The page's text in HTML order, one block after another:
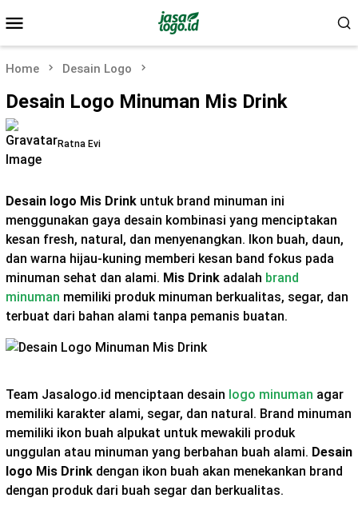
to
contentMenu
Home Desain Logo
Desain Logo Minuman Mis Drink
Ratna Evi
Desain logo Mis Drink untuk brand minuman ini
menggunakan gaya desain kombinasi yang menciptakan
kesan fresh, natural, dan menyenangkan. Ikon buah, daun,
dan warna hijau-kuning memberi kesan band fokus pada
minuman sehat dan alami. Mis Drink adalah brand
minuman memiliki produk minuman berkualitas, segar, dan
terbuat dari bahan alami tanpa pemanis buatan.
Team Jasalogo.id menciptaan desain logo minuman agar
memiliki karakter alami, segar, dan natural. Brand minuman
memiliki ikon buah alpukat untuk mewakili produk
unggulan atau minuman yang berbahan buah alami. Desain
logo Mis Drink dengan ikon buah akan menekankan brand
dengan produk dari buah segar dan berkualitas.